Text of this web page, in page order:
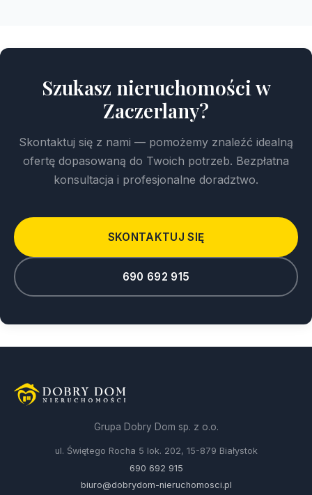
Szukasz nieruchomości w
Zaczerlany?
Skontaktuj się z nami — pomożemy znaleźć idealną
ofertę dopasowaną do Twoich potrzeb. Bezpłatna
konsultacja i profesjonalne doradztwo.
SKONTAKTUJ SIĘ
690 692 915
Grupa Dobry Dom sp. z o.o.
ul. Świętego Rocha 5 lok. 202, 15-879 Białystok
690 692 915
biuro@dobrydom-nieruchomosci.pl